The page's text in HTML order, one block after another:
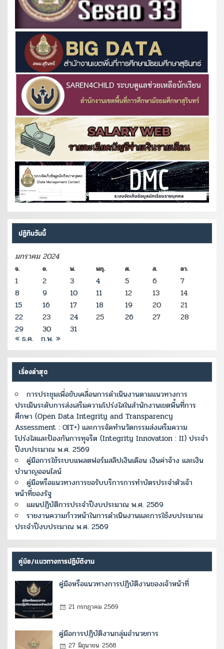
ปฏิทินวันนี้
มกราคม 2024
จ. อ. พ. พฤ. ศ. ส. อา.
1 2 3 4 5 6
7
8
9 10 11 12 13
14
15
16 17 18 19 20
21
22
23 24 25 26 27
28
29
30 31
« ธ.ค. ก.พ. »
เรื่องล่าสุด
การประชุมเพื่อขับเคลื่อนการดำเนินงานตามแนวทางการ
ประเมินระดับการส่งเสริมความโปร่งใสในสำนักงานเขตพื้นที่การ
ศึกษา (Open Data Integrity and Transparency
Assessment : OIT+) และการจัดทำนวัตกรรมส่งเสริมความ
โปร่งใสและป้องกันการทุจริต (Integrity Innovation : II) ประจำ
ปีงบประมาณ พ.ศ. 2569
คู่มือการใช้ระบบแพลตฟอร์มสลิปเงินเดือน เงินค่าจ้าง และเงิน
บำนาญออนไลน์
คู่มือหรือแนวทางการขอรับบริการการทำบัตรประจำตัวเจ้า
หน้าที่ของรัฐ
แผนปฏิบัติการประจำปีงบประมาณ พ.ศ. 2569
รายงานความก้าวหน้าในการดำเนินงานและการใช้งบประมาณ
ประจำปีงบประมาณ พ.ศ. 2569
คู่มือ/แนวทางการปฏิบัติงาน
คู่มือหรือแนวทางการปฏิบัติงานของเจ้าหน้าที่
21 กรกฎาคม 2569
คู่มือการปฏิบัติงานกลุ่มอำนวยการ
27 มิถุนายน 2568